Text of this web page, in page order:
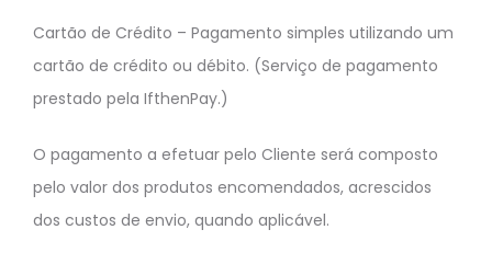
Cartão de Crédito – Pagamento simples utilizando um
cartão de crédito ou débito. (Serviço de pagamento
prestado pela IfthenPay.)
O pagamento a efetuar pelo Cliente será composto
pelo valor dos produtos encomendados, acrescidos
dos custos de envio, quando aplicável.